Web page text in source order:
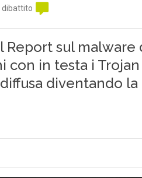
dibattito
Report sul
con in testa i
diventando